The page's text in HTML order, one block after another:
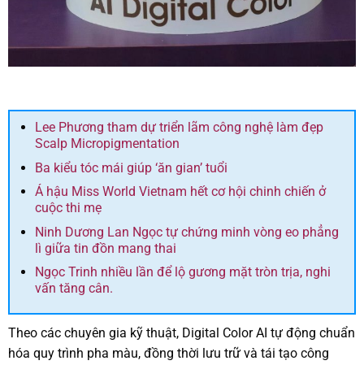
Lee Phương tham dự triển lãm công nghệ làm đẹp
Scalp Micropigmentation
Ba kiểu tóc mái giúp ‘ăn gian’ tuổi
Á hậu Miss World Vietnam hết cơ hội chinh chiến ở
cuộc thi mẹ
Ninh Dương Lan Ngọc tự chứng minh vòng eo phẳng
lì giữa tin đồn mang thai
Ngọc Trinh nhiều lần để lộ gương mặt tròn trịa, nghi
vấn tăng cân.
Theo các chuyên gia kỹ thuật, Digital Color AI tự động chuẩn
hóa quy trình pha màu, đồng thời lưu trữ và tái tạo công